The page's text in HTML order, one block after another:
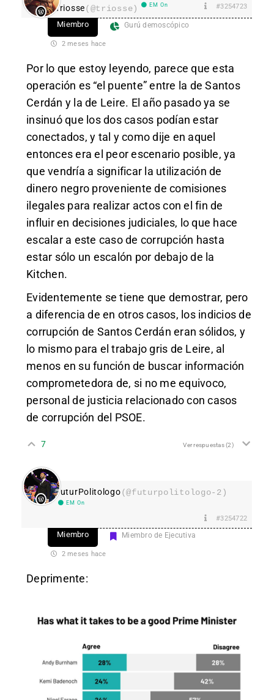
Triosse(@triosse) EM On #3254723
Miembro Gurú demoscópico
2 meses hace
Por lo que estoy leyendo, parece que esta
operación es “el puente” entre la de Santos
Cerdán y la de Leire. El año pasado ya se
insinuó que los dos casos podían estar
conectados, y tal y como dije en aquel
entonces era el peor escenario posible, ya
que vendría a significar la utilización de
dinero negro proveniente de comisiones
ilegales para realizar actos con el fin de
influir en decisiones judiciales, lo que hace
escalar a este caso de corrupción hasta
estar sólo un escalón por debajo de la
Kitchen.
Evidentemente se tiene que demostrar, pero
a diferencia de en otros casos, los indicios de
corrupción de Santos Cerdán eran sólidos, y
lo mismo para el trabajo gris de Leire, al
menos en su función de buscar información
comprometedora de, si no me equivoco,
personal de justicia relacionado con casos
de corrupción del PSOE.
7 Ver respuestas(2)
FuturPolitologo(@futurpolitologo-2)
EM On
#3254722
Miembro Miembro de Ejecutiva
2 meses hace
Deprimente: